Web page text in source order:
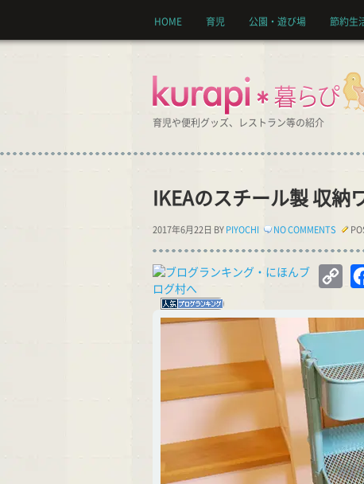
育児や便利グッズ、レストラン等の紹介
HOME 育児 公園・遊び場 節約生
IKEAのスチール製 収納
2017年6月22日 BY PIYOCHI NO COMMENTS